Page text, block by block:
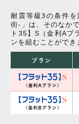
耐震等級3の条件
街-」は、そのなか
ト35】S（金利Aプ
ンを組むことができ